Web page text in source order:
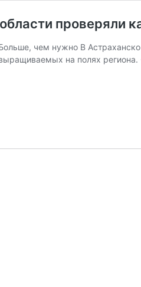
проверяли
чем нужно В
на полях